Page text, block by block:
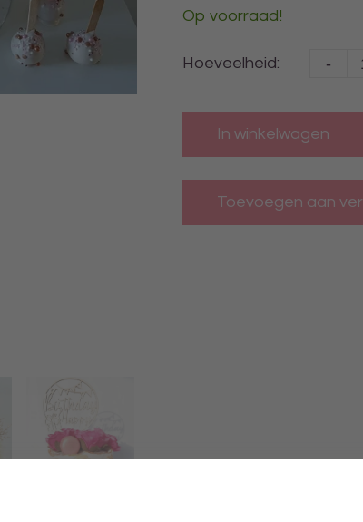
Op voorraad!
Hoeveelheid: -
In winkelwagen